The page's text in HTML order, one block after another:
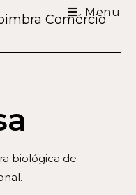
Menu
Comércio
biológica de